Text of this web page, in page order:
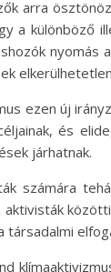
arra
a különböző
nyomás
ezen új
és
járhatnak.
számára
aktivisták
társadalmi